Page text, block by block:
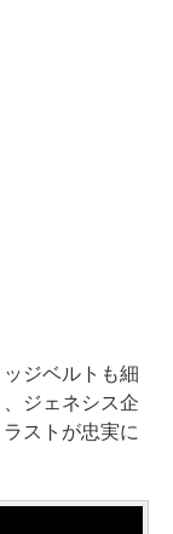
ジベルトも細
ジェネシス企
ストが忠実に